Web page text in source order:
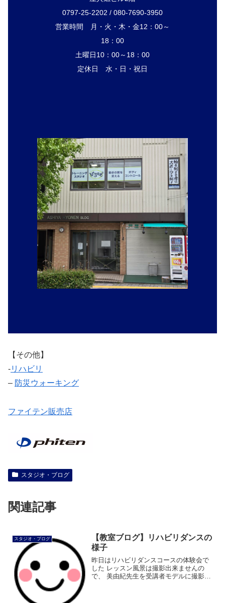
0797-25-2202 / 080-7690-3950
営業時間 月・火・木・金12：00～
18：00
土曜日10：00～18：00
定休日 水・日・祝日
【その他】
‐リハビリ
– 防災ウォーキング
ファイテン販売店
スタジオ・ブログ
関連記事
スタジオ・ブログ
【教室ブログ】リハビリダンスの
様子
昨日はリハビリダンスコースの体験会で
した レッスン風景は撮影出来ませんの
で、 美由紀先生を受講者モデルに撮影し